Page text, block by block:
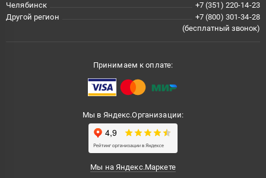
Челябинск
+7 (351) 220-14-23
Другой регион
+7 (800) 301-34-28
(бесплатный звонок)
Принимаем к оплате:
Мы в Яндекс.Организации:
Мы на Яндекс.Маркете